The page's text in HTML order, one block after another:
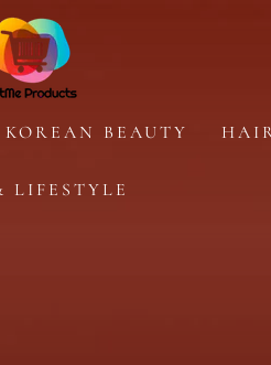
KOREAN BEAUTY
LIFESTYLE